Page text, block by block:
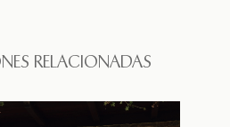
RELACIONADAS